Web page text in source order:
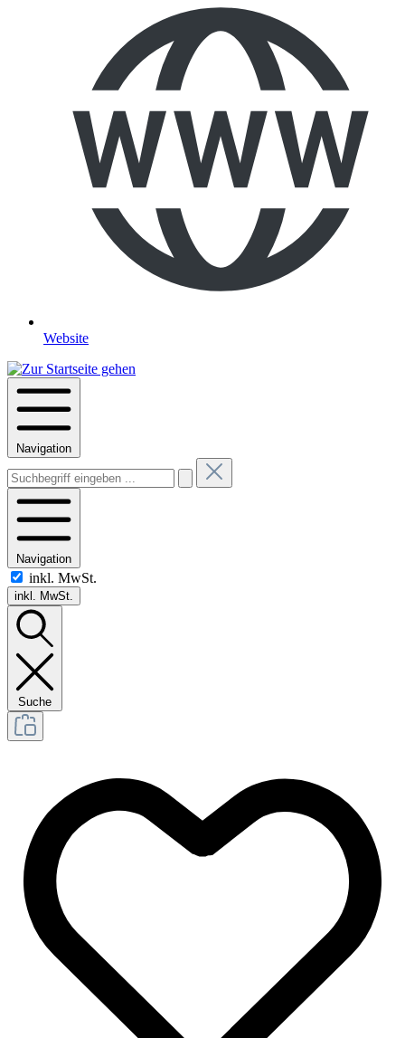
Website
Navigation
Navigation
inkl. MwSt.
inkl. MwSt.
Suche